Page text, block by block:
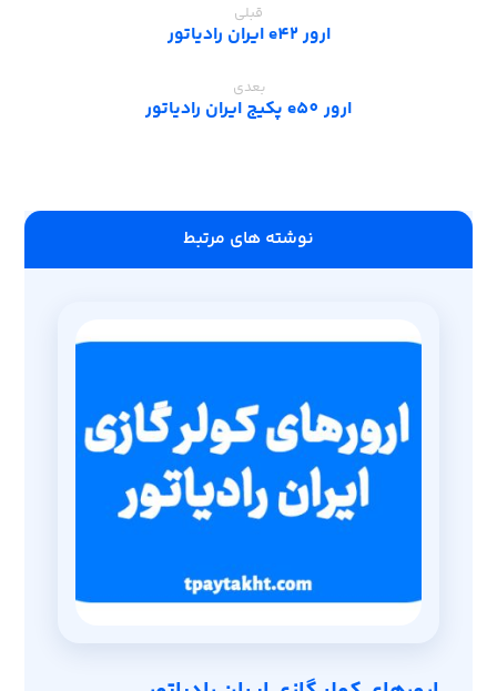
قبلی
ارور e42 ایران رادیاتور
بعدی
ارور e50 پکیج ایران رادیاتور
‫نوشته های مرتبط